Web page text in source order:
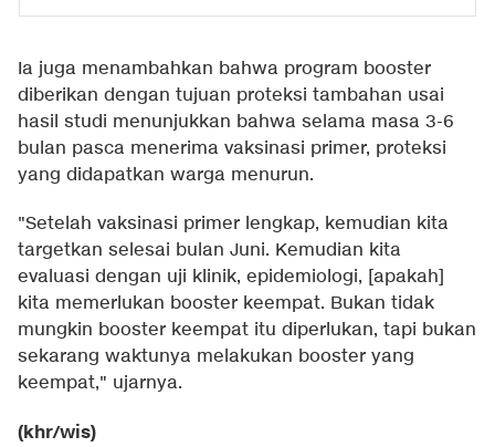
Ia juga menambahkan bahwa program booster
diberikan dengan tujuan proteksi tambahan usai
hasil studi menunjukkan bahwa selama masa 3-6
bulan pasca menerima vaksinasi primer, proteksi
yang didapatkan warga menurun.
"Setelah vaksinasi primer lengkap, kemudian kita
targetkan selesai bulan Juni. Kemudian kita
evaluasi dengan uji klinik, epidemiologi, [apakah]
kita memerlukan booster keempat. Bukan tidak
mungkin booster keempat itu diperlukan, tapi bukan
sekarang waktunya melakukan booster yang
keempat," ujarnya.
(khr/wis)